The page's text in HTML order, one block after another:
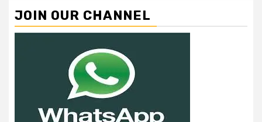
JOIN OUR CHANNEL